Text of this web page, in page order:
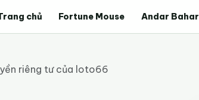
chủ Fortune Mouse Andar Bahar
riêng tư của loto66